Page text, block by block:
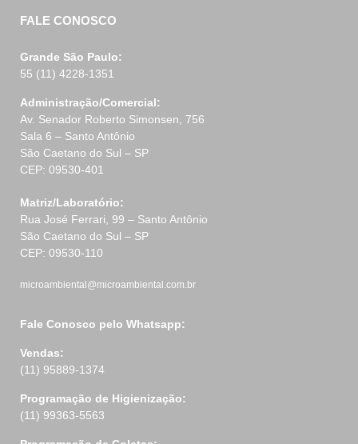
FALE CONOSCO
Grande São Paulo:
55 (11) 4228-1351
Administração/Comercial:
Av. Senador Roberto Simonsen, 756
Sala 6 – Santo Antônio
São Caetano do Sul – SP
CEP: 09530-401
Matriz/Laboratório:
Rua José Ferrari, 99 – Santo Antônio
São Caetano do Sul – SP
CEP: 09530-110
microambiental@microambiental.com.br
Fale Conosco pelo Whatsapp:
Vendas:
(11) 95889-1374
Programação de Higienização:
(11) 99363-5563